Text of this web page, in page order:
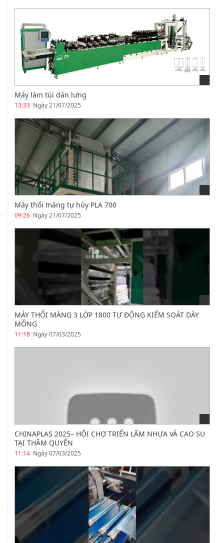
Máy làm túi dán lưng
13:33 Ngày 21/07/2025
Máy thổi màng tự hủy PLA 700
09:26 Ngày 21/07/2025
MÁY THỔI MÀNG 3 LỚP 1800 TỰ ĐỘNG KIỂM SOÁT DÀY
MỎNG
11:18 Ngày 07/03/2025
CHINAPLAS 2025– HỘI CHỢ TRIỂN LÃM NHỰA VÀ CAO SU
TẠI THÂM QUYẾN
11:14 Ngày 07/03/2025